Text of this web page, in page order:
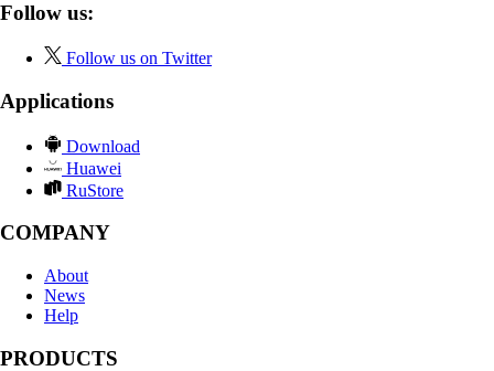
Follow us:
Follow us on Twitter
Applications
Download
Huawei
RuStore
COMPANY
About
News
Help
PRODUCTS